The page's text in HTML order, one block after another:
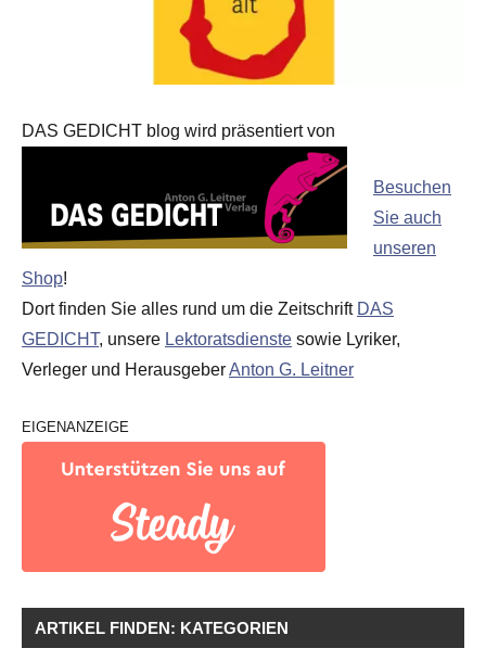
DAS GEDICHT blog wird präsentiert von
Besuchen
Sie auch
unseren
Shop!
Dort finden Sie alles rund um die Zeitschrift DAS
GEDICHT, unsere Lektoratsdienste sowie Lyriker,
Verleger und HerausgeberAnton G. Leitner
EIGENANZEIGE
ARTIKEL FINDEN: KATEGORIEN